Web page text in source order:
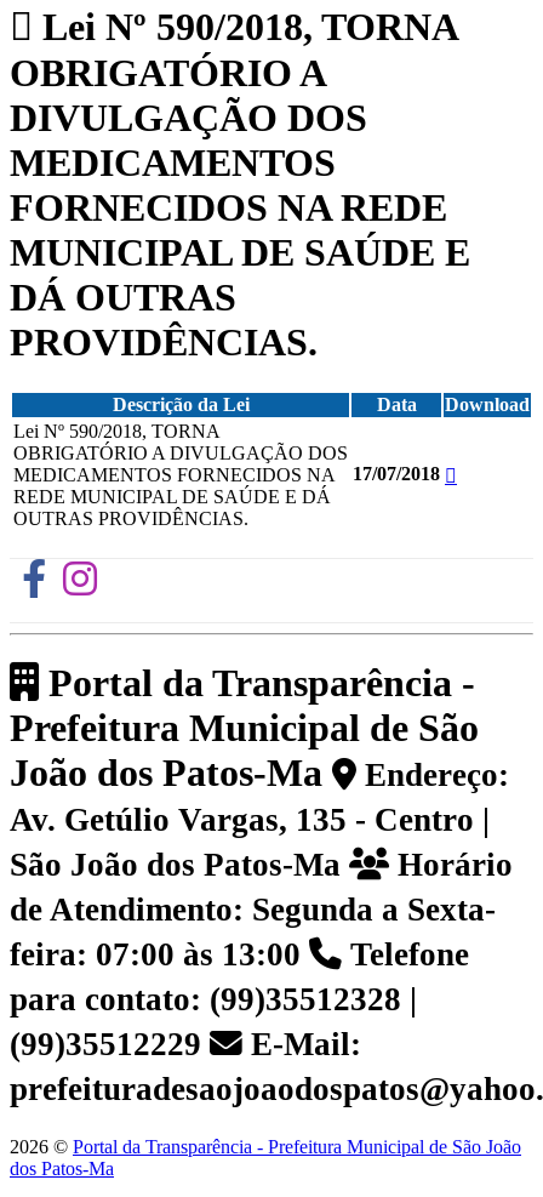
Lei Nº 590/2018, TORNA
OBRIGATÓRIO A
DIVULGAÇÃO DOS
MEDICAMENTOS
FORNECIDOS NA REDE
MUNICIPAL DE SAÚDE E
DÁ OUTRAS
PROVIDÊNCIAS.
Descrição da Lei Data
Download
Lei Nº 590/2018, TORNA
OBRIGATÓRIO A DIVULGAÇÃO DOS
MEDICAMENTOS FORNECIDOS NA
REDE MUNICIPAL DE SAÚDE E DÁ
OUTRAS PROVIDÊNCIAS.
17/07/2018
Portal da Transparência -
Prefeitura Municipal de São
João dos Patos-Ma
Endereço:
Av. Getúlio Vargas, 135 - Centro |
São João dos Patos-Ma
Horário
de Atendimento: Segunda a Sexta-
feira: 07:00 às 13:00
Telefone
para contato: (99)35512328 |
(99)35512229
E-Mail:
2026 © Portal da Transparência - Prefeitura Municipal de São João
dos Patos-Ma